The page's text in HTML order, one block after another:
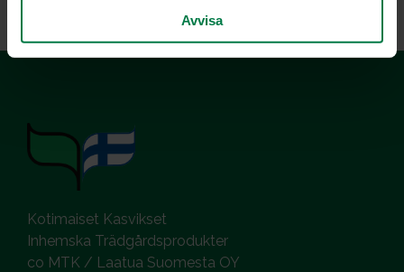
Avvisa
Kotimaiset Kasvikset
Inhemska Trädgårdsprodukter
co MTK / Laatua Suomesta OY